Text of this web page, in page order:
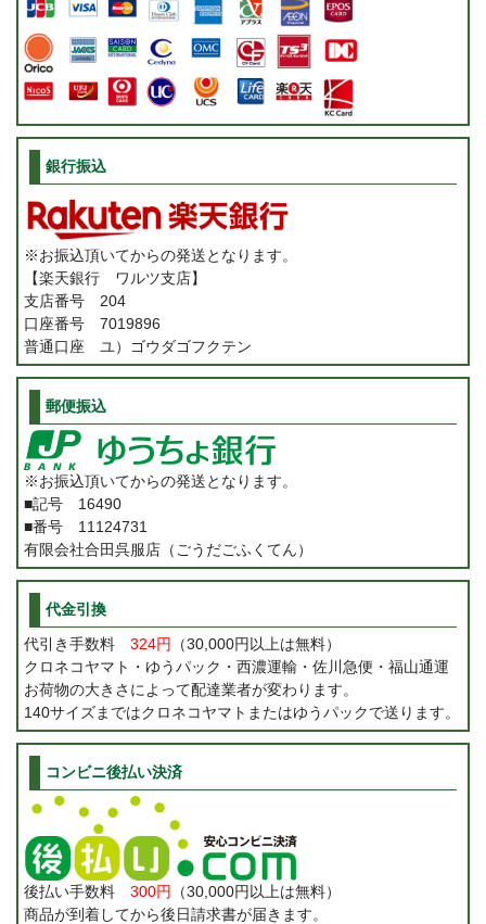
銀行振込
※お振込頂いてからの発送となります。
【楽天銀行 ワルツ支店】
支店番号 204
口座番号 7019896
普通口座 ユ）ゴウダゴフクテン
郵便振込
※お振込頂いてからの発送となります。
■記号 16490
■番号 11124731
有限会社合田呉服店（ごうだごふくてん）
代金引換
代引き手数料 324円
（30,000円以上は無料）
クロネコヤマト・ゆうパック・西濃運輸・佐川急便・福山通運
お荷物の大きさによって配達業者が変わります。
140サイズまではクロネコヤマトまたはゆうパックで送ります。
コンビニ後払い決済
後払い手数料 300円
（30,000円以上は無料）
商品が到着してから後日請求書が届きます。